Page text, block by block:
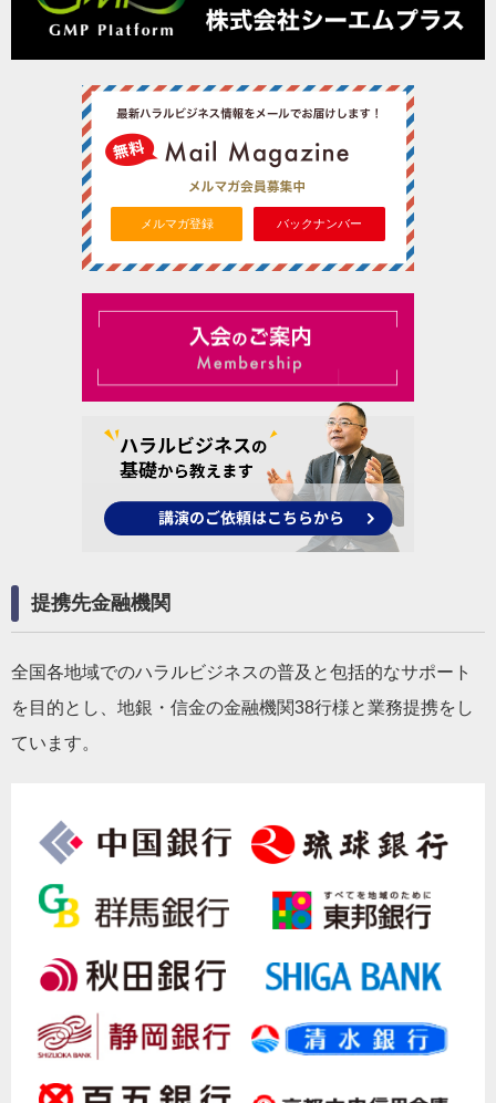
メルマガ登録 バックナンバー
提携先金融機関
全国各地域でのハラルビジネスの普及と包括的なサポート
を目的とし、地銀・信金の金融機関38行様と業務提携をし
ています。